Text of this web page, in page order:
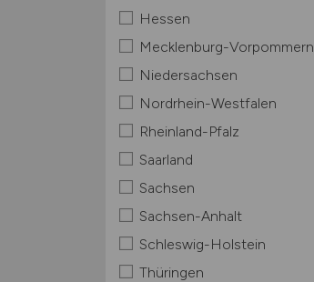
Hessen
Mecklenburg-Vorpommern
Niedersachsen
Nordrhein-Westfalen
Rheinland-Pfalz
Saarland
Sachsen
Sachsen-Anhalt
Schleswig-Holstein
Thüringen